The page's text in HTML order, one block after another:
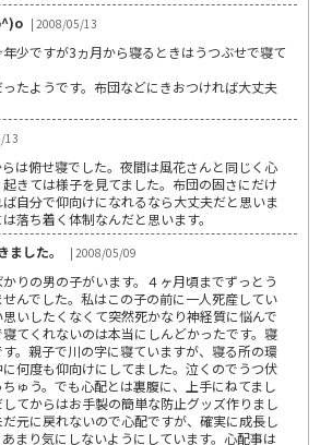
| 2008/05/13
少ですが3ヵ月から寝るときはうつぶせで寝て
たようです。布団などにきおつければ大丈夫
13
は俯せ寝でした。夜間は風花さんと同じく心
きては様子を見てました。布団の固さにだけ
自分で仰向けになれるなら大丈夫だと思いま
落ち着く体制なんだと思います。
ました。
| 2008/05/09
りの男の子がいます。４ヶ月頃までずっとう
んでした。私はこの子の前に一人死産してい
いしたくなくて突然死かなり神経質に悩んで
てくれないのは本当にしんどかったです。寝
。親子で川の字に寝ていますが、寝る所の環
何度も仰向けにしてました。泣くのでうつ伏
ゅう。でも心配とは裏腹に、上手にねてまし
てからはお手製の簡単な防止グッズ作りまし
元に戻れないので心配ですが、確実に成長し
まり気にしないようにしています。心配事は